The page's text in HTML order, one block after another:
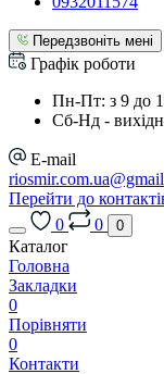
Передзвоніть мені
Графік роботи
Пн-Пт: з 9 до
Сб-Нд -
E-mail
Перейти до
0
0 0
Каталог
Головна
Закладки
0
Порівняти
0
Контакти